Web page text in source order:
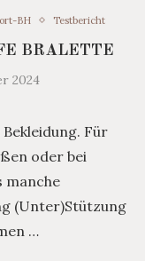
BH Testbericht
BRALETTE
2024
Für
oder bei
manche
(Unter)Stützung
…